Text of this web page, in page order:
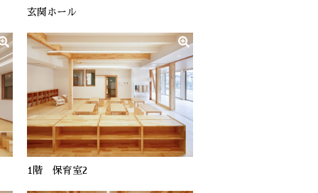
玄関ホール
1階 保育室2